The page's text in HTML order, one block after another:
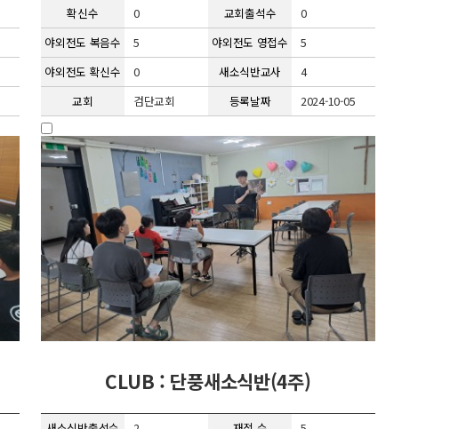
확신수
0 교회출석수
0
야외전도 복음수
5 야외전도 영접수
5
야외전도 확신수
0 새소식반교사
4
교회
검단교회 등록날짜 2024-10-05
CLUB : 단풍새소식반(4주)